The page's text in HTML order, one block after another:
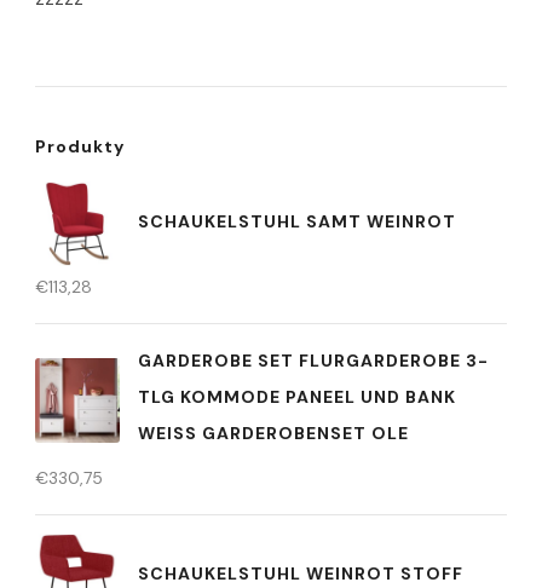
Produkty
SCHAUKELSTUHL SAMT WEINROT
€113,28
GARDEROBE SET FLURGARDEROBE 3-
TLG KOMMODE PANEEL UND BANK
WEISS GARDEROBENSET OLE
€330,75
SCHAUKELSTUHL WEINROT STOFF